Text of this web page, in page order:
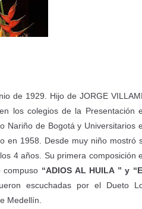
de 1929. Hijo de JORGE
los colegios de la Presentación
Nariño de Bogotá y Universitarios
en 1958. Desde muy niño mostró
4 años. Su primera composición
compuso “ADIOS AL HUILA ” y
escuchadas por el Dueto
Medellín.